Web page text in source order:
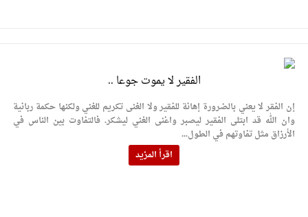
الفقير لا يموت جوعا ..
إن الفقر لا يعني بالضرورة إهانة للفقير ولا الغنى تكريم للغني ولكنها حكمة ربانية
وان الله قد ابتلى الفقير ليصبر واغنى الغني ليشكر. فالتفاوت بين الناس في
الأرزاق مثل تفاوتهم في الطول...
اقرأ المزيد